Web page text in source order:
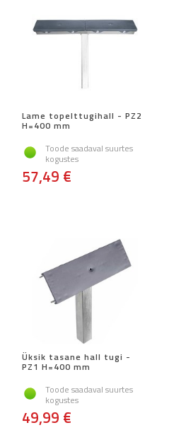
Lame topelttugihall - PZ2
H=400 mm
Toode saadaval suurtes
kogustes
57,49 €
Üksik tasane hall tugi -
PZ1 H=400 mm
Toode saadaval suurtes
kogustes
49,99 €